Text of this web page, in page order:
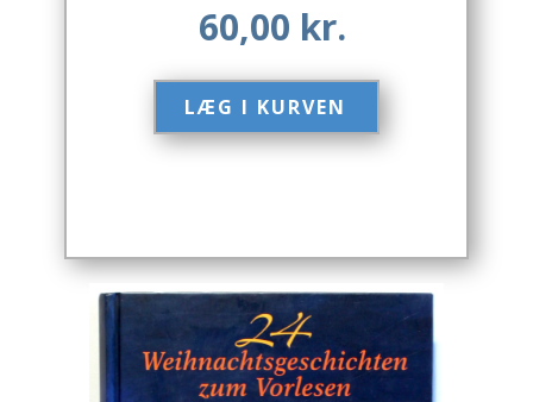
Børn / Unge
Bryggerier
Drikkevare / Øl / Vin
Erhverv
60,00 kr.
LÆG I KURVEN​